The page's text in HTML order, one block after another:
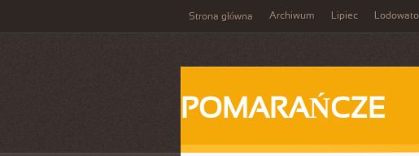
Strona główna Archiwum Lipiec Lodowato
POMARAŃCZE